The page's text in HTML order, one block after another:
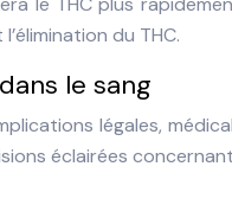
du THC.
le sang
légales,
éclairées